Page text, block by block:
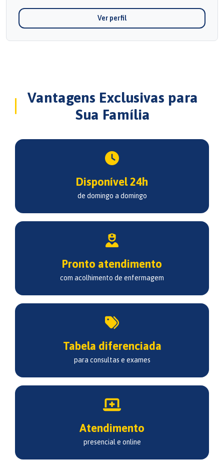
Ver perfil
Vantagens Exclusivas para
Sua Família
Disponível 24h
de domingo a domingo
Pronto atendimento
com acolhimento de enfermagem
Tabela diferenciada
para consultas e exames
Atendimento
presencial e online